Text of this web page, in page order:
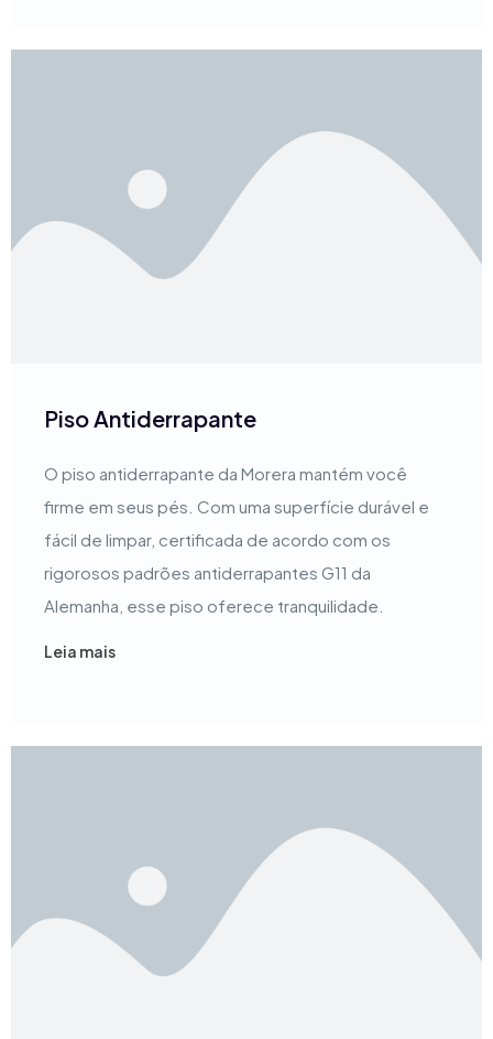
Piso Antiderrapante
O piso antiderrapante da Morera mantém você
firme em seus pés. Com uma superfície durável e
fácil de limpar, certificada de acordo com os
rigorosos padrões antiderrapantes G11 da
Alemanha, esse piso oferece tranquilidade.
Leia mais